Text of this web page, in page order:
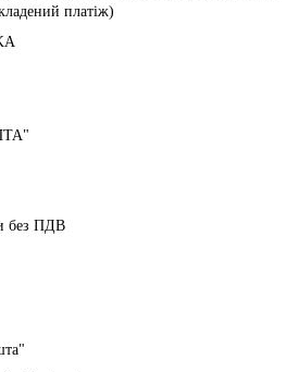
платіж)
без ПДВ